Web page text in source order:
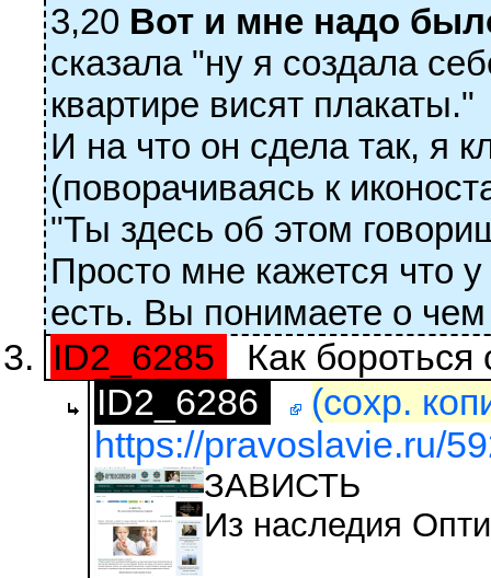
3,20 Вот и мне надо
сказала "ну я создала
квартире висят плакаты."
И на что он сдела так, я
(поворачиваясь к
"Ты здесь об этом
Просто мне кажется что
есть. Вы понимаете о
ID2_6285
Как бороться
ID2_6286
(сохр.
https://pravoslavie.ru/
ЗАВИСТЬ
Из наследия